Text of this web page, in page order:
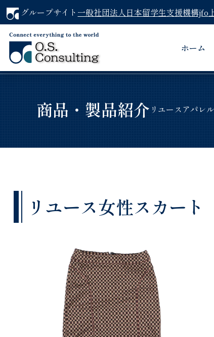
グループサイト 一般社団法人日本留学生支援機構jfo
ホーム
商品・製品紹介 リユースアパレ
リユース女性スカー